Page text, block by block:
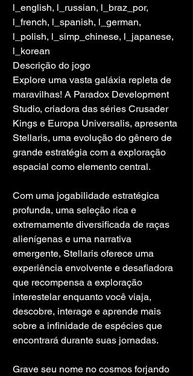
l_english, l_russian, l_braz_por,
l_french, l_spanish, l_german,
l_polish, l_simp_chinese, l_japanese,
l_korean
Descrição do jogo
Explore uma vasta galáxia repleta de
maravilhas! A Paradox Development
Studio, criadora das séries Crusader
Kings e Europa Universalis, apresenta
Stellaris, uma evolução do gênero de
grande estratégia com a exploração
espacial como elemento central.
Com uma jogabilidade estratégica
profunda, uma seleção rica e
extremamente diversificada de raças
alienígenas e uma narrativa
emergente, Stellaris oferece uma
experiência envolvente e desafiadora
que recompensa a exploração
interestelar enquanto você viaja,
descobre, interage e aprende mais
sobre a infinidade de espécies que
encontrará durante suas jornadas.
Grave seu nome no cosmos forjando